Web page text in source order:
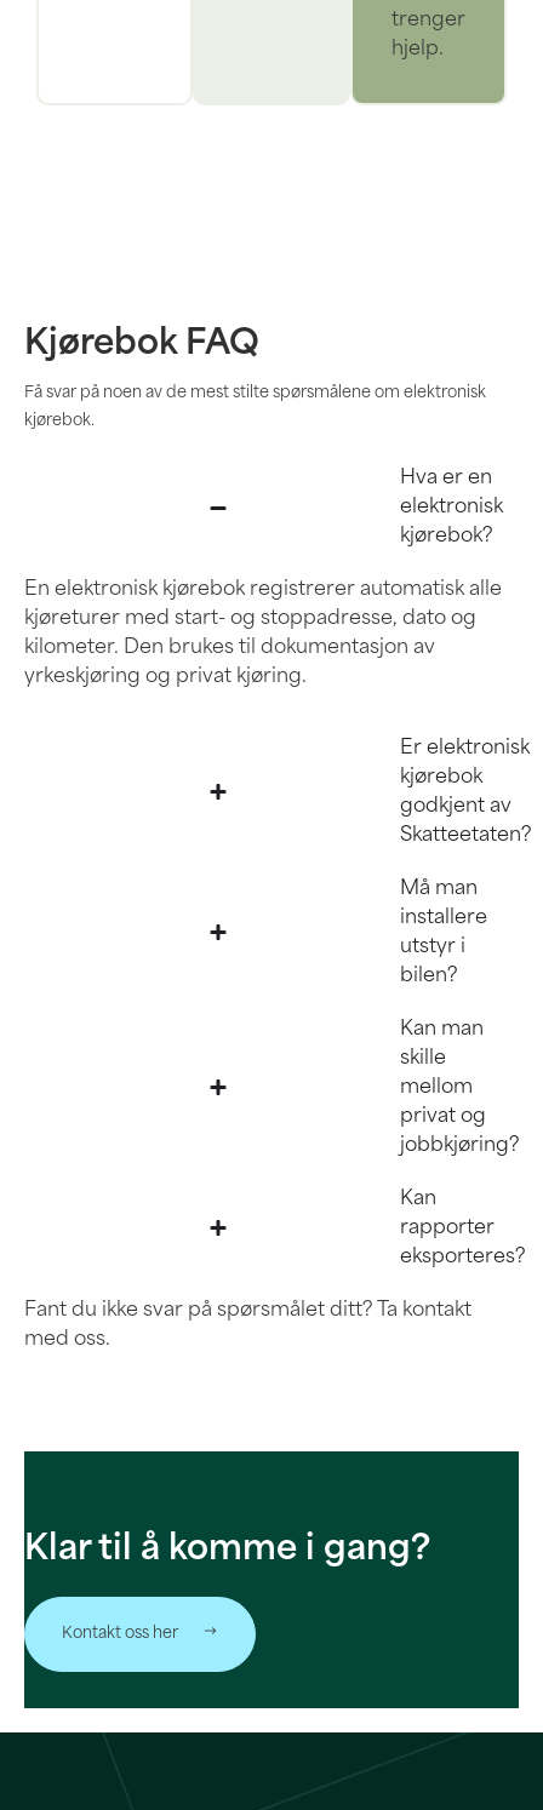
trenger
hjelp.
Kjørebok FAQ
Få svar på noen av de mest stilte spørsmålene om elektronisk
kjørebok.
Hva er en
elektronisk
kjørebok?
En elektronisk kjørebok registrerer automatisk alle
kjøreturer med start- og stoppadresse, dato og
kilometer. Den brukes til dokumentasjon av
yrkeskjøring og privat kjøring.
Er elektronisk
kjørebok
godkjent av
Skatteetaten?
Må man
installere
utstyr i
bilen?
Kan man
skille
mellom
privat og
jobbkjøring?
Kan
rapporter
eksporteres?
Fant du ikke svar på spørsmålet ditt? Ta kontakt
med oss.
Klar til å komme i gang?
Kontakt oss her